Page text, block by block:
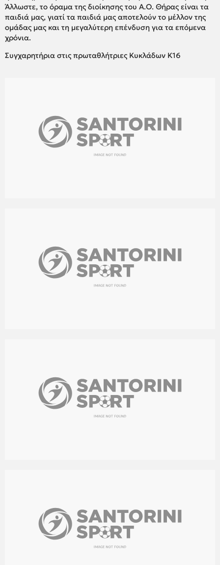
Άλλωστε, το όραμα της διοίκησης του Α.Ο. Θήρας είναι τα
παιδιά μας, γιατί τα παιδιά μας αποτελούν το μέλλον της
ομάδας μας και τη μεγαλύτερη επένδυση για τα επόμενα
χρόνια.
Συγχαρητήρια στις πρωταθλήτριες Κυκλάδων Κ16